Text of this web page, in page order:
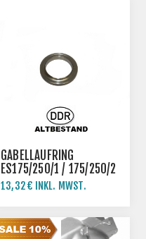
GABELLAUFRING
ES175/250/1 / 175/250/2
13,32 € INKL. MWST.